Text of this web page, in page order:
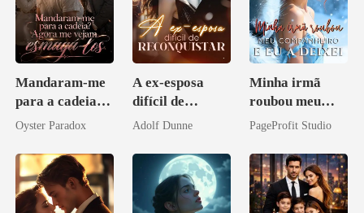
Mandaram-me
para a cadeia?
Agora me
los
Oyster Paradox
A ex-esposa
difícil de
reconquistar
Adolf Dunne
Minha irmã
roubou meu
companheiro e
PageProfit Studio